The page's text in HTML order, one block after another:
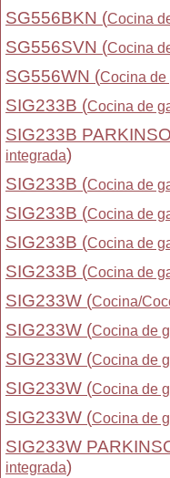
SG556BKN (Cocina
SG556SVN (Cocina
SG556WN (Cocina de
SIG233B (Cocina de
SIG233B
integrada)
SIG233B (Cocina de
SIG233B (Cocina de
SIG233B (Cocina de
SIG233B (Cocina de
SIG233W (Cocina/
SIG233W (Cocina de
SIG233W (Cocina de
SIG233W (Cocina de
SIG233W (Cocina de
SIG233W
integrada)